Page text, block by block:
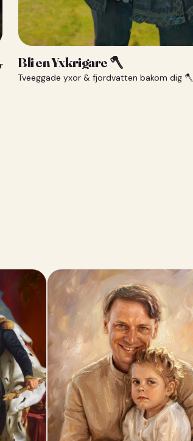
Bli en Yxkrigare 🪓
Tveeggade yxor & fjordvatten bakom dig 🪓